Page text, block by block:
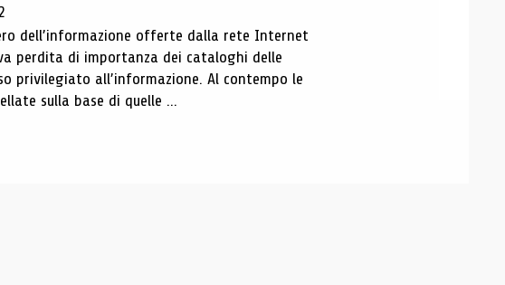
dell’informazione offerte dalla rete Internet
perdita di importanza dei cataloghi delle
privilegiato all’informazione. Al contempo le
sulla base di quelle ...